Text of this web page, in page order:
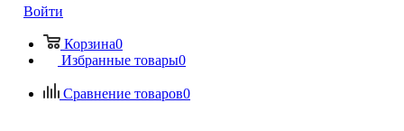
Войти
Корзина0
Избранные товары0
Сравнение товаров0